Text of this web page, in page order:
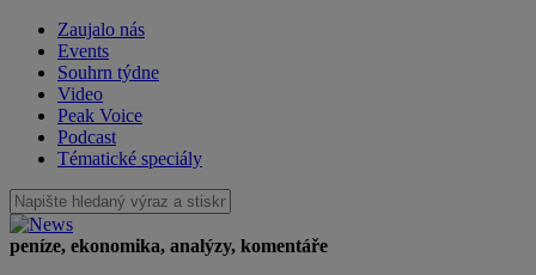
Zaujalo nás
Events
Souhrn týdne
Video
Peak Voice
Podcast
Tématické speciály
peníze, ekonomika, analýzy, komentáře